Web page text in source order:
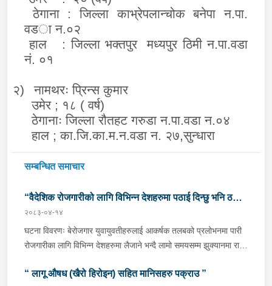
ठेगाना :जिल्लाकाभ्रेपलान्चोक बनेपान.पा.
वडा न.०२
हाल
:जिल्ला भक्तपुर मध्यपुर ठिमी न.पा.वडा
नं. ०१
२)
नामथरः प्रिन्स कुमार
उमेर ; १८ ( वर्ष)
ठेगानाः जिल्ला रौतहट गरुडा न.पा.वडा न.०४
हाल ; का.जि.का.म.न.वडा न. २७,सुन्धारा
सम्बन्धित समाचार
“वैदेशिक रोजगारीको लागि विभिन्न देशहरुमा पठाई दिन्छु भनि ठगी
गर्ने व्यक्तिहरु पक्राउ"
२०८३-०४-१४
घटना विवरणः बेरोजगार युवायुवतीहरुलाई आकर्षक तलबको प्रलोभनमा पारी
रोजगारीका लागि विभिन्न देशहरुमा लैजाने भन्दै लामो समयसम्म झुक्यानमा राखि
अनुसन्धान हुँदा विदेश पठाउने भनि ठगी गर्ने निम्न प्रतिवादीहरुलाई काठमाडौं
“ लागू औषध (खैरो हिरोइन) सहित मानिसहरु पक्राउ ”